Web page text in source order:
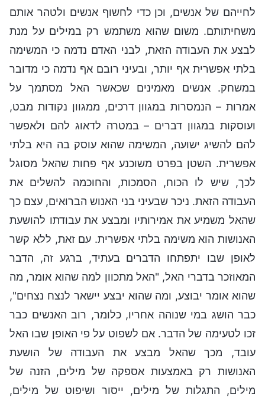
לחייהם של אנשים, וכן כדי לחשוף אנשים ולטהר אותם
משחיתותם. משום שהוא משתמש רק במילים על מנת
לבצע את העבודה הזאת, לבני האדם נדמה כי המשימה
בלתי אפשרית אף יותר, ובעיני רובם אף נדמה כי מדובר
במשחק. אנשים מאמינים שכאשר האל מסתמך על
אמרות – הנמסרות במגוון דרכים, ממגוון נקודות מבט,
ועוסקות במגוון דברים – במטרה לדאוג להם ולאפשר
להם להשיג ישועה, המשימה שהוא עוסק בה היא בלתי
אפשרית. השטן בפרט משוכנע אף פחות שהאל מסוגל
לכך, שיש לו הכוח, הסמכות, והחוכמה להשלים את
העבודה הזאת. ניכר שבעיני בני האנוש הברואים, עצם כך
שהאל משמיע את אמירותיו ומבצע את עבודתו להושעת
האנושות הוא משימה בלתי אפשרית. עם זאת, ללא קשר
לאופן שבו יתפתחו הדברים בעתיד, ברגע זה, הדבר
המאוזכר בדברי האל, "האל מתכוון למה שהוא אומר, מה
שהוא אומר יבוצע, ומה שהוא יבצע יישאר לנצח נצחים",
כבר הושג במי שנוהה אחריו, כלומר, רוב האנשים כבר
זכו לטעימה של הדבר. אם לשפוט על פי האופן שבו האל
עובד, מכך שהאל מבצע את העבודה של הושעת
האנושות רק באמצעות אספקה של מילים, הזנה של
מילים, התגלות של מילים, ייסור ושיפוט של מילים,